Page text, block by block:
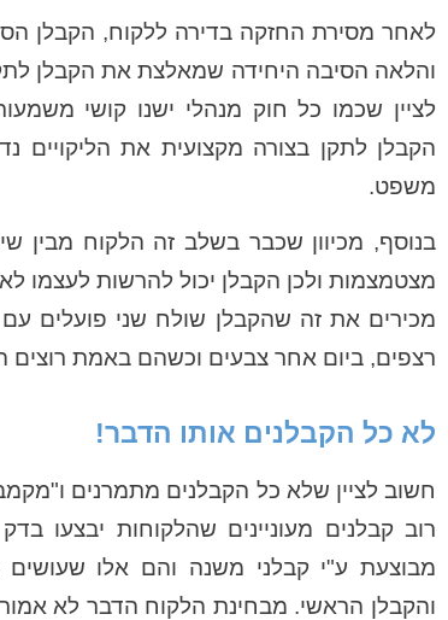
לאחר מסירת החזקה בדירה ללקוח, הקבלן
והלאה הסיבה היחידה שמאלצת את הקבלן
לציין שכמו כל חוק מנהלי ישנו קושי
הקבלן לתקן בצורה מקצועית את הליקויים
משפט.
בנוסף, מכיוון שכבר בשלב זה הלקוח מבין
מצטמצמות ולכן הקבלן יכול להרשות לעצמו
מכירים את זה שהקבלן שולח שני פועלים
רצפים, ביום אחר צבעים וכשהם באמת רוצים הם
לא כל הקבלנים אותו הדבר!
חשוב לציין שלא כל הקבלנים מתמרנים
רוב קבלנים מעוניינים שהלקוחות יבצעו
מבוצעת ע"י קבלני משנה והם אלו שעושים
והקבלן הראשי. מבחינת הלקוח הדבר לא